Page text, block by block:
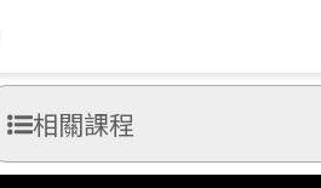
相關課程